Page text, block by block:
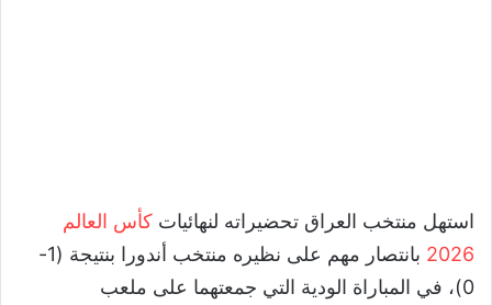
استهل منتخب العراق تحضيراته لنهائيات كأس العالم
2026
بانتصار مهم على نظيره منتخب أندورا بنتيجة (1-
0)، في المباراة الودية التي جمعتهما على ملعب